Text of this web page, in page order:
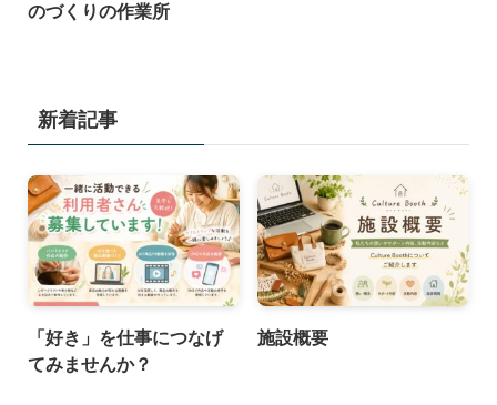
のづくりの作業所
新着記事
「好き」を仕事につなげ
てみませんか？
施設概要